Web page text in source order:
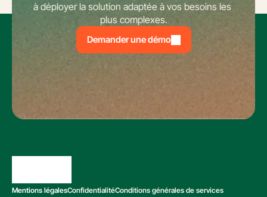
à déployer la solution adaptée à vos besoins les
plus complexes.
Demander une démo
Mentions légalesConfidentialitéConditions générales de services